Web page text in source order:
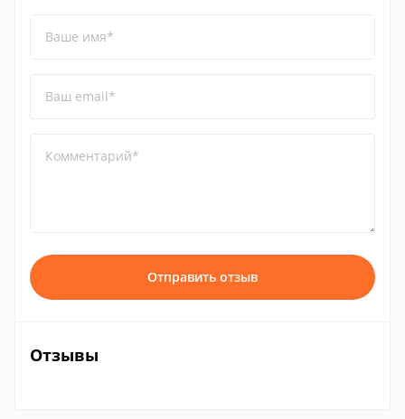
Ваше имя*
Ваш email*
Комментарий*
Отправить отзыв
Отзывы